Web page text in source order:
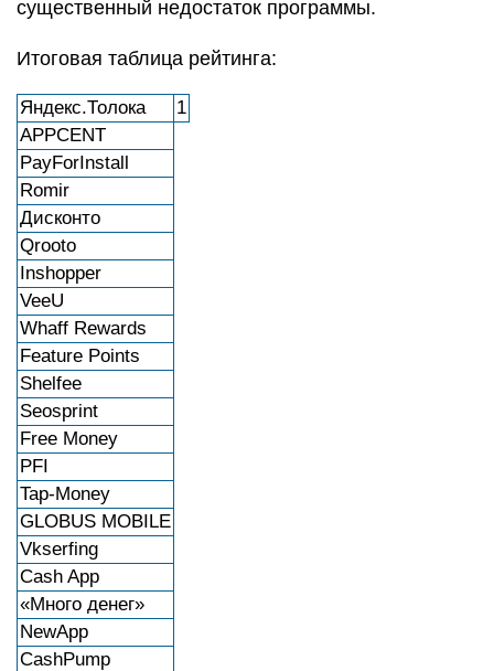
существенный недостаток программы.
Итоговая таблица рейтинга:
Яндекс.Толока
1
APPCENT
PayForInstall
Romir
Дисконто
Qrooto
Inshopper
VeeU
Whaff Rewards
Feature Points
Shelfee
Seosprint
Free Money
PFI
Tap-Money
GLOBUS MOBILE
Vkserfing
Cash App
«Много денег»
NewApp
CashPump